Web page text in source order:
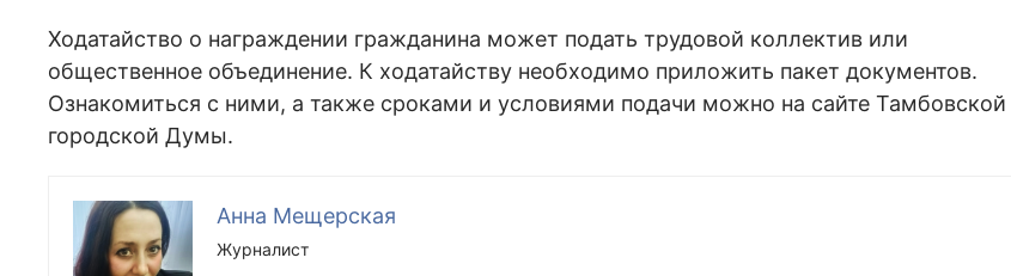
Ходатайство о награждении гражданина может подать трудовой коллектив или
общественное объединение. К ходатайству необходимо приложить пакет документов.
Ознакомиться с ними, а также сроками и условиями подачи можно на сайте Тамбовской
городской Думы.
Анна Мещерская
Журналист